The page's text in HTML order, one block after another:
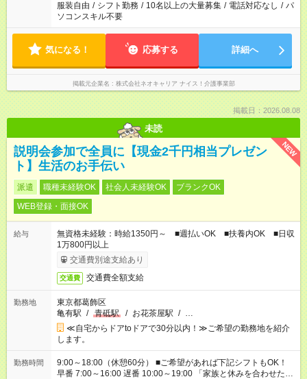
服装自由 / シフト勤務 / 10名以上の大量募集 / 電話対応なし / パ
ソコンスキル不要
気になる！ 応募する 詳細へ
掲載元企業名 株式会社ネオキャリア ナイス！介護事業部
掲載日：2026.08.08
未読
NEW
説明会参加で全員に【現金2千円相当プレゼン
ト】生活のお手伝い
派遣 職種未経験OK 社会人未経験OK
ブランクOK
WEB登録・面接OK
給与
無資格未経験：時給1350円～ ■週払いOK ■扶養内OK ■日収
1万800円以上
交通費別途支給あり
交通費 交通費全額支給
勤務地
東京都葛飾区
亀有駅 / 青砥駅 / お花茶屋駅 / …
≪自宅からドアtoドアで30分以内！≫ご希望の勤務地を紹介
します。
勤務時間
9:00～18:00（休憩60分） ■ご希望があれば下記シフトもOK！
早番 7:00～16:00 遅番 10:00～19:00 「家族と休みを合わせた